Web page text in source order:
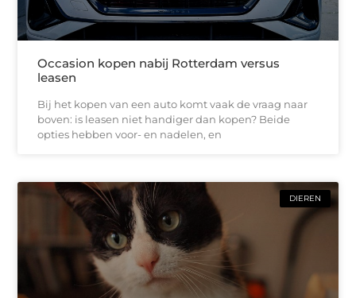
Occasion kopen nabij Rotterdam versus
leasen
Bij het kopen van een auto komt vaak de vraag naar
boven: is leasen niet handiger dan kopen? Beide
opties hebben voor- en nadelen, en
DIEREN